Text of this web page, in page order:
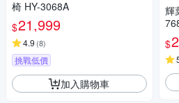
椅 HY-3068A
$21,999
4.9 (8)
挑戰低價
加入購物車
輝
768 (無線使用/多部
$